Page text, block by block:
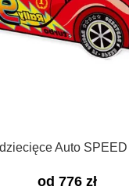
Auto
od 776 zł